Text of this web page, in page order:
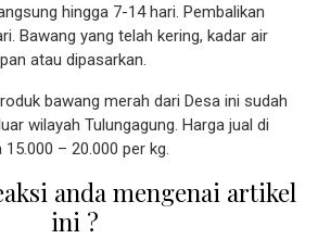
hingga 7-14 hari. Pembalikan
Bawang yang telah kering, kadar air
atau dipasarkan.
bawang merah dari Desa ini sudah
wilayah Tulungagung. Harga jual di
– 20.000 per kg.
anda mengenai artikel
ini ?